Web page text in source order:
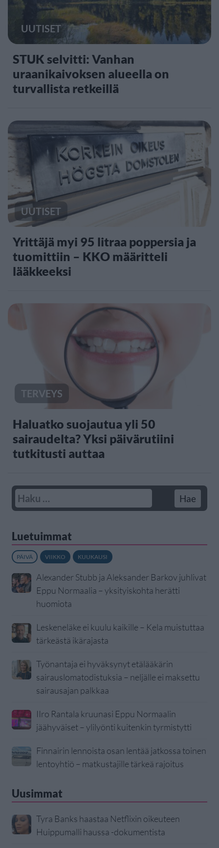
UUTISET
STUK selvitti: Vanhan
uraanikaivoksen alueella on
turvallista retkeillä
UUTISET
Yrittäjä myi 95 litraa poppersia ja
tuomittiin – KKO määritteli
lääkkeeksi
TERVEYS
Haluatko suojautua yli 50
sairaudelta? Yksi päivärutiini
tutkitusti auttaa
Luetuimmat
PÄIVÄ VIIKKO KUUKAUSI
Alexander Stubb ja Aleksander Barkov juhlivat
Eppu Normaalia – yksityiskohta herätti
huomiota
Leskeneläke ei kuulu kaikille – Kela muistuttaa
tärkeästä ikärajasta
Työnantaja ei hyväksynyt etälääkärin
sairauslomatodistuksia – neljälle ei maksettu
sairausajan palkkaa
IIro Rantala kruunasi Eppu Normaalin
jäähyväiset – ylilyönti kuitenkin tyrmistytti
Finnairin lennoista osan lentää jatkossa toinen
lentoyhtiö – matkustajille tärkeä rajoitus
Uusimmat
Tyra Banks haastaa Netflixin oikeuteen
Huippumalli haussa -dokumentista